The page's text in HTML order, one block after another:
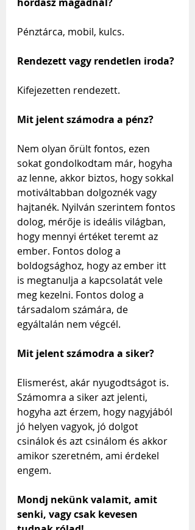
Pénztárca, mobil, kulcs.
Rendezett vagy rendetlen iroda?
Kifejezetten rendezett.
Mit jelent számodra a pénz?
Nem olyan őrült fontos, ezen
sokat gondolkodtam már, hogyha
az lenne, akkor biztos, hogy sokkal
motiváltabban dolgoznék vagy
hajtanék. Nyilván szerintem fontos
dolog, mérője is ideális világban,
hogy mennyi értéket teremt az
ember. Fontos dolog a
boldogsághoz, hogy az ember itt
is megtanulja a kapcsolatát vele
meg kezelni. Fontos dolog a
társadalom számára, de
egyáltalán nem végcél.
Mit jelent számodra a siker?
Elismerést, akár nyugodtságot is.
Számomra a siker azt jelenti,
hogyha azt érzem, hogy nagyjából
jó helyen vagyok, jó dolgot
csinálok és azt csinálom és akkor
amikor szeretném, ami érdekel
engem.
Mondj nekünk valamit, amit
senki, vagy csak kevesen